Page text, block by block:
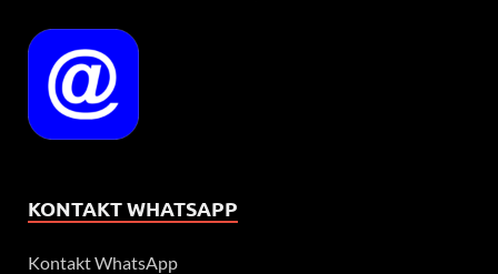
KONTAKT WHATSAPP
Kontakt WhatsApp